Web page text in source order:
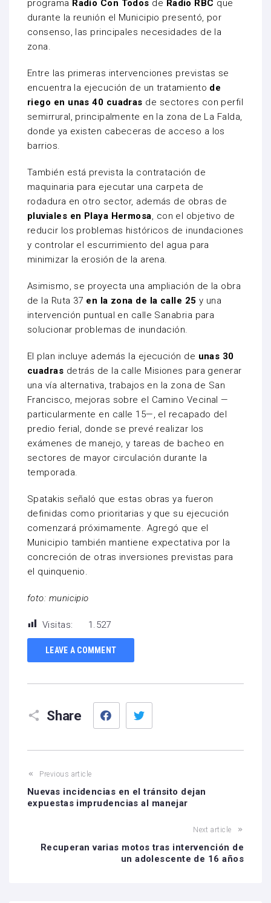
programa Radio Con Todos de Radio RBC que
durante la reunión el Municipio presentó, por
consenso, las principales necesidades de la
zona.
Entre las primeras intervenciones previstas se
encuentra la ejecución de un tratamiento de
riego en unas 40 cuadras de sectores con perfil
semirrural, principalmente en la zona de La Falda,
donde ya existen cabeceras de acceso a los
barrios.
También está prevista la contratación de
maquinaria para ejecutar una carpeta de
rodadura en otro sector, además de obras de
pluviales en Playa Hermosa, con el objetivo de
reducir los problemas históricos de inundaciones
y controlar el escurrimiento del agua para
minimizar la erosión de la arena.
Asimismo, se proyecta una ampliación de la obra
de la Ruta 37 en la zona de la calle 25 y una
intervención puntual en calle Sanabria para
solucionar problemas de inundación.
El plan incluye además la ejecución de unas 30
cuadras detrás de la calle Misiones para generar
una vía alternativa, trabajos en la zona de San
Francisco, mejoras sobre el Camino Vecinal —
particularmente en calle 15—, el recapado del
predio ferial, donde se prevé realizar los
exámenes de manejo, y tareas de bacheo en
sectores de mayor circulación durante la
temporada.
Spatakis señaló que estas obras ya fueron
definidas como prioritarias y que su ejecución
comenzará próximamente. Agregó que el
Municipio también mantiene expectativa por la
concreción de otras inversiones previstas para
el quinquenio.
foto: municipio
Visitas: 1.527
LEAVE A COMMENT
Share
Facebook
Previous article
Nuevas incidencias en el tránsito dejan
expuestas imprudencias al manejar
Next article
Recuperan varias motos tras intervención de
un adolescente de 16 años